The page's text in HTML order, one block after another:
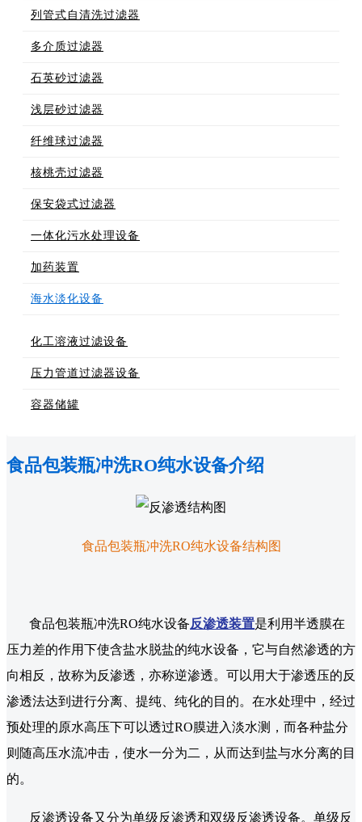
列管式自清洗过滤器
多介质过滤器
石英砂过滤器
浅层砂过滤器
纤维球过滤器
核桃壳过滤器
保安袋式过滤器
一体化污水处理设备
加药装置
海水淡化设备
化工溶液过滤设备
压力管道过滤器设备
容器储罐
食品包装瓶冲洗RO纯水设备介绍
食品包装瓶冲洗RO纯水设备结构图
食品包装瓶冲洗RO纯水设备反渗透装置是利用半透膜在
压力差的作用下使含盐水脱盐的纯水设备，它与自然渗透的方
向相反，故称为反渗透，亦称逆渗透。可以用大于渗透压的反
渗透法达到进行分离、提纯、纯化的目的。在水处理中，经过
预处理的原水高压下可以透过RO膜进入淡水测，而各种盐分
则随高压水流冲击，使水一分为二，从而达到盐与水分离的目
的。
反渗透设备又分为单级反渗透和双级反渗透设备。单级反